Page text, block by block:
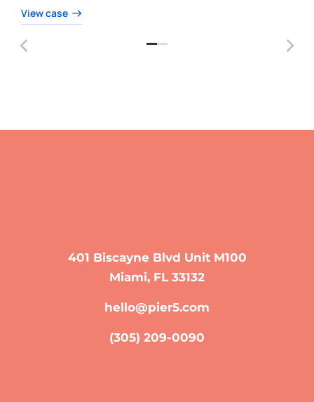
View case
401 Biscayne Blvd Unit M100
Miami, FL 33132
hello@pier5.com
(305) 209-0090